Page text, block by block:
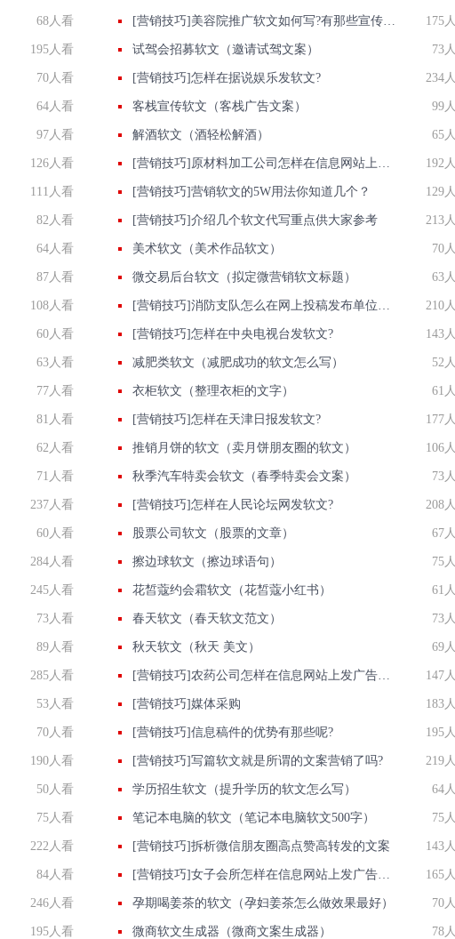
68人看 [营销技巧]美容院推广软文如何写?有那些宣传小心得 175
195人看 试驾会招募软文（邀请试驾文案） 73
70人看 [营销技巧]怎样在据说娱乐发软文? 234
64人看 客栈宣传软文（客栈广告文案） 99
97人看 解酒软文（酒轻松解酒） 65
126人看 [营销技巧]原材料加工公司怎样在信息网站上发广告做推广提高产品知名度呢 192
111人看 [营销技巧]营销软文的5W用法你知道几个？ 129
82人看 [营销技巧]介绍几个软文代写重点供大家参考 213
64人看 美术软文（美术作品软文） 70
87人看 微交易后台软文（拟定微营销软文标题） 63
108人看 [营销技巧]消防支队怎么在网上投稿发布单位正能量推广稿件？ 210
60人看 [营销技巧]怎样在中央电视台发软文? 143
63人看 减肥类软文（减肥成功的软文怎么写） 52
77人看 衣柜软文（整理衣柜的文字） 61
81人看 [营销技巧]怎样在天津日报发软文? 177
62人看 推销月饼的软文（卖月饼朋友圈的软文） 106
71人看 秋季汽车特卖会软文（春季特卖会文案） 73
237人看 [营销技巧]怎样在人民论坛网发软文? 208
60人看 股票公司软文（股票的文章） 67
284人看 擦边球软文（擦边球语句） 75
245人看 花皙蔻约会霜软文（花皙蔻小红书） 61
73人看 春天软文（春天软文范文） 73
89人看 秋天软文（秋天 美文） 69
285人看 [营销技巧]农药公司怎样在信息网站上发广告做推广提高产品知名度呢 147
53人看 [营销技巧]媒体采购 183
70人看 [营销技巧]信息稿件的优势有那些呢? 195
190人看 [营销技巧]写篇软文就是所谓的文案营销了吗? 219
50人看 学历招生软文（提升学历的软文怎么写） 64
75人看 笔记本电脑的软文（笔记本电脑软文500字） 75
222人看 [营销技巧]拆析微信朋友圈高点赞高转发的文案 143
84人看 [营销技巧]女子会所怎样在信息网站上发广告做推广提高产品知名度呢 165
246人看 孕期喝姜茶的软文（孕妇姜茶怎么做效果最好） 70
195人看 微商软文生成器（微商文案生成器） 78